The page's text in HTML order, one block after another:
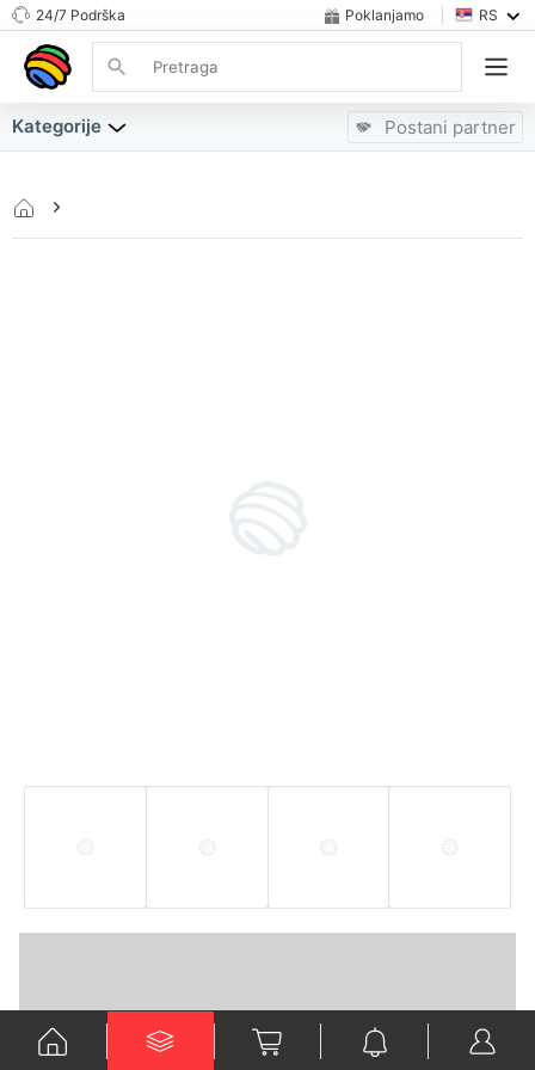
24/7 Podrška Poklanjamo RS
Kategorije Postani partner